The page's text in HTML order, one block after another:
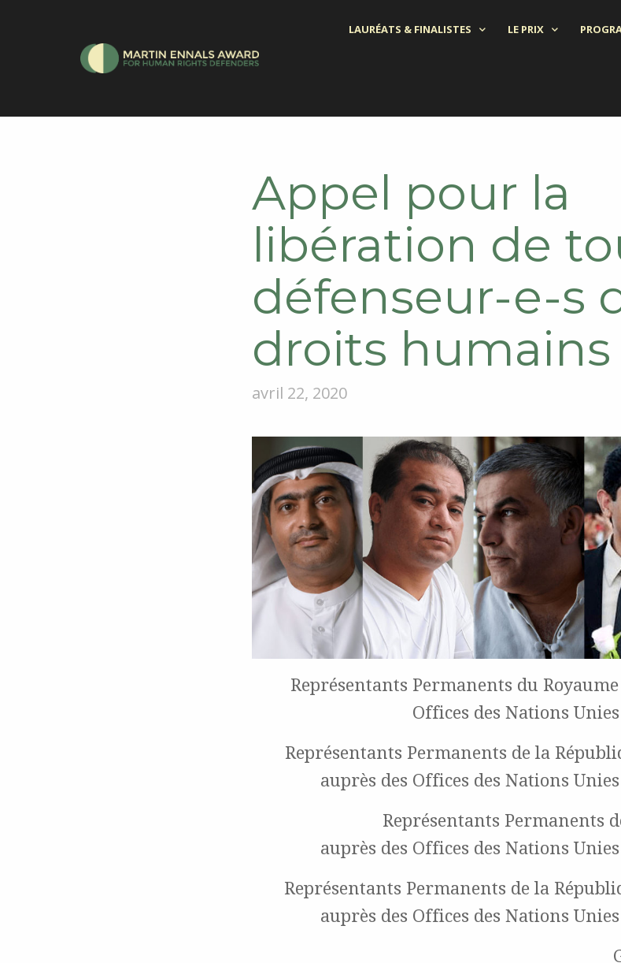
LAURÉATS & FINALISTES LE PRIX
Appel pour la
libération de
défenseur-e-s
droits humains
avril 22, 2020
Représentants Permanents du
Offices des Nations
Représentants Permanents de la
auprès des Offices des Nations
Représentants Permanents
auprès des Offices des Nations
Représentants Permanents de la
auprès des Offices des Nations